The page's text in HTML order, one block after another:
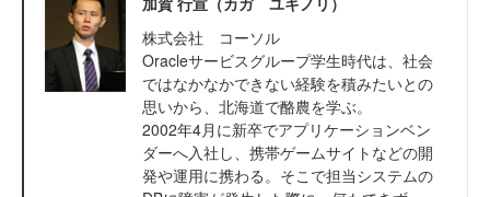
株式会社 コーソル
Oracleサービスグループ学生時代は、社会
ではなかなかできない経験を積みたいとの
思いから、北海道で酪農を学ぶ。
2002年4月に新卒でアプリケーションベン
ダーへ入社し、携帯ゲームサイトなどの開
発や運用に携わる。そこで担当システムの